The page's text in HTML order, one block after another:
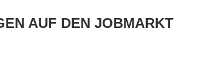
AUF DEN JOBMARKT